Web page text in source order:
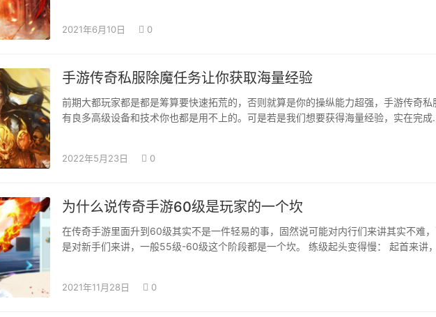
2021年6月10日 0
手游传奇私服除魔任务让你获取海量经验
前期大都玩家都是都是筹算要快速拓荒的，否则就算是你的操纵能力超强，手游传奇私
有良多高级设备和技术你也都是用不上的。可是若是我们想要获得海量经验，实在完成
2022年5月23日 0
为什么说传奇手游60级是玩家的一个坎
在传奇手游里面升到60级其实不是一件轻易的事，固然说可能对内行们来讲其实不难
是对新手们来讲，一般55级-60级这个阶段都是一个坎。 练级起头变得慢： 起首来讲
2021年11月28日 0